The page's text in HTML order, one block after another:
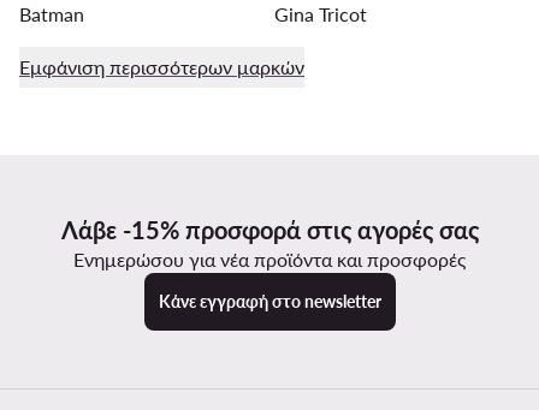
Batman Gina Tricot
Εμφάνιση περισσότερων μαρκών
Λάβε -15% προσφορά στις αγορές σας
Ενημερώσου για νέα προϊόντα και προσφορές
Κάνε εγγραφή στο newsletter